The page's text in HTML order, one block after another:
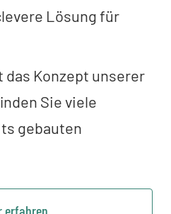
Lösung für
das Konzept unserer
Sie viele
gebauten
erfahren